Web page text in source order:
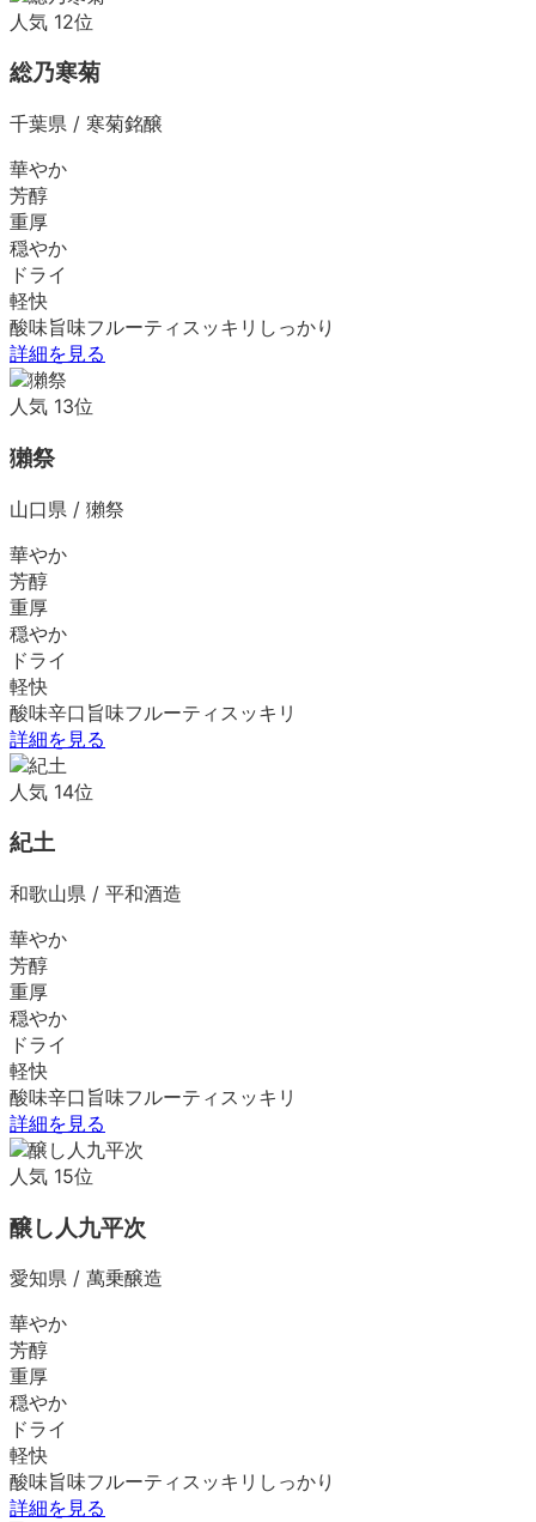
人気 12位
総乃寒菊
千葉県 / 寒菊銘醸
華やか
芳醇
重厚
穏やか
ドライ
軽快
酸味旨味フルーティ スッキリ しっかり
詳細を見る
人気 13位
獺祭
山口県 / 獺祭
華やか
芳醇
重厚
穏やか
ドライ
軽快
酸味辛口 旨味フルーティ スッキリ
詳細を見る
人気 14位
紀土
和歌山県 / 平和酒造
華やか
芳醇
重厚
穏やか
ドライ
軽快
酸味辛口 旨味フルーティ スッキリ
詳細を見る
人気 15位
醸し人九平次
愛知県 / 萬乗醸造
華やか
芳醇
重厚
穏やか
ドライ
軽快
酸味旨味フルーティ スッキリ しっかり
詳細を見る